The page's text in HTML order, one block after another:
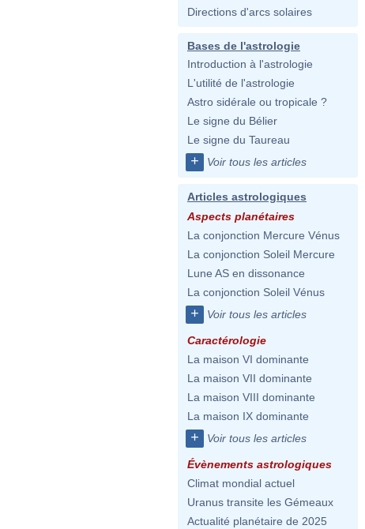
Directions d'arcs solaires
Bases de l'astrologie
Introduction à l'astrologie
L'utilité de l'astrologie
Astro sidérale ou tropicale ?
Le signe du Bélier
Le signe du Taureau
+ Voir tous les articles
Articles astrologiques
Aspects planétaires
La conjonction Mercure Vénus
La conjonction Soleil Mercure
Lune AS en dissonance
La conjonction Soleil Vénus
+ Voir tous les articles
Caractérologie
La maison VI dominante
La maison VII dominante
La maison VIII dominante
La maison IX dominante
+ Voir tous les articles
Évènements astrologiques
Climat mondial actuel
Uranus transite les Gémeaux
Actualité planétaire de 2025